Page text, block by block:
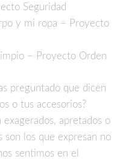
Seguridad
y mi ropa – Proyecto
– Proyecto Orden
preguntado que dicen
o tus accesorios?
exagerados, apretados o
son los que expresan no
sentimos en el